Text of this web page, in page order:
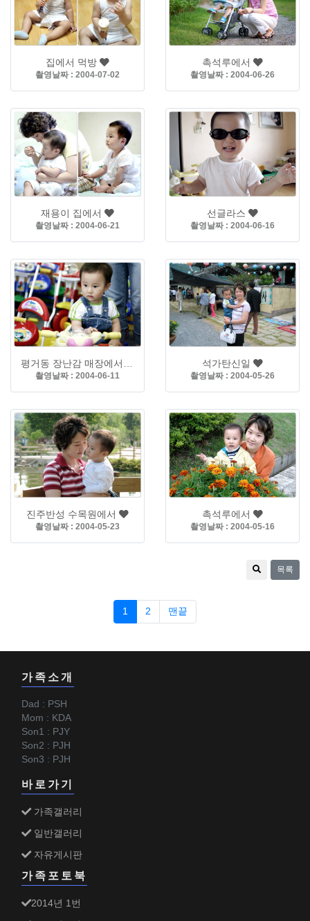
집에서 먹방
촬영날짜 : 2004-07-02
촉석루에서
촬영날짜 : 2004-06-26
재용이 집에서
촬영날짜 : 2004-06-21
선글라스
촬영날짜 : 2004-06-16
평거동 장난감 매장에서
촬영날짜 : 2004-06-11
석가탄신일
촬영날짜 : 2004-05-26
진주반성 수목원에서
촬영날짜 : 2004-05-23
촉석루에서
촬영날짜 : 2004-05-16
목록
1 2 맨끝
가족소개
Dad : PSH
Mom : KDA
Son1 : PJY
Son2 : PJH
Son3 : PJH
바로가기
가족갤러리
일반갤러리
자유게시판
가족포토북
2014년 1번